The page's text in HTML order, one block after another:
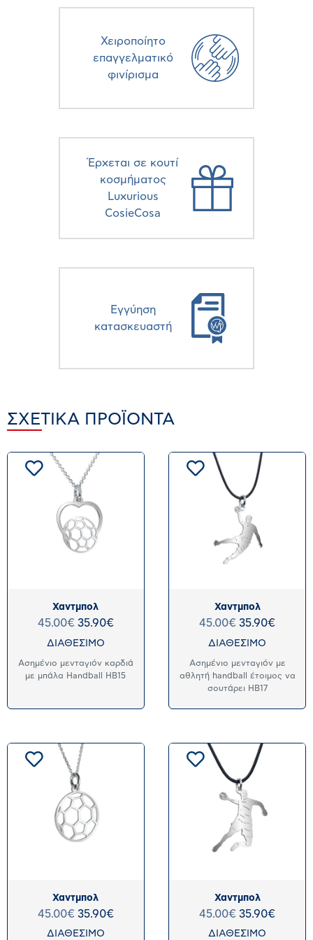
Χειροποίητο
επαγγελματικό
φινίρισμα
Έρχεται σε κουτί
κοσμήματος
Luxurious
CosieCosa
Eγγύηση
κατασκευαστή
ΣΧΕΤΙΚΆ ΠΡΟΪΌΝΤΑ
Χαντμπολ
45.00€ 35.90€
ΔΙΑΘΕΣΙΜΟ
Ασημένιο μενταγιόν καρδιά
με μπάλα Handball HB15
Χαντμπολ
45.00€ 35.90€
ΔΙΑΘΕΣΙΜΟ
Ασημένιο μενταγιόν με
αθλητή handball έτοιμος να
σουτάρει HB17
Χαντμπολ
45.00€ 35.90€
ΔΙΑΘΕΣΙΜΟ
Χαντμπολ
45.00€ 35.90€
ΔΙΑΘΕΣΙΜΟ